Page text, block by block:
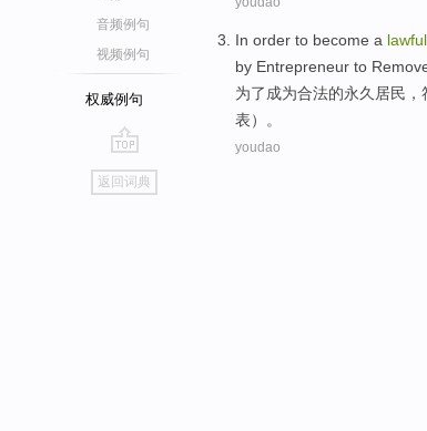
音频例句
视频例句
权威例句
go
top
返回词典
In order to become a lawful
by Entrepreneur to
为了成为合法的永久 居民 ，
表）。
youdao